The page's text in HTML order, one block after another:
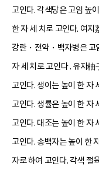
고인다. 각색당은 고임 높
한 자 세 치로 고인다. 여
강란・전약・백자병은 고
자 세 치로 고인다 . 유자
고인다. 생이는 높이 한 자
고인다. 생률은 높이 한 자
고인다. 대조는 높이 한 자
고인다. 송백자는 높이 한
자로 하여 고인다. 각색 절